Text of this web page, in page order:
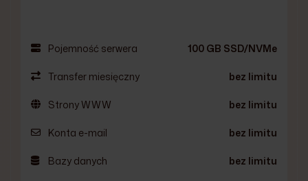
Pojemność serwera 100 GB SSD/NVMe
Transfer miesięczny bez limitu
Strony WWW bez limitu
Konta e-mail bez limitu
Bazy danych bez limitu